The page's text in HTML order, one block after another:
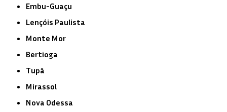
Embu-Guaçu
Lençóis Paulista
Monte Mor
Bertioga
Tupã
Mirassol
Nova Odessa